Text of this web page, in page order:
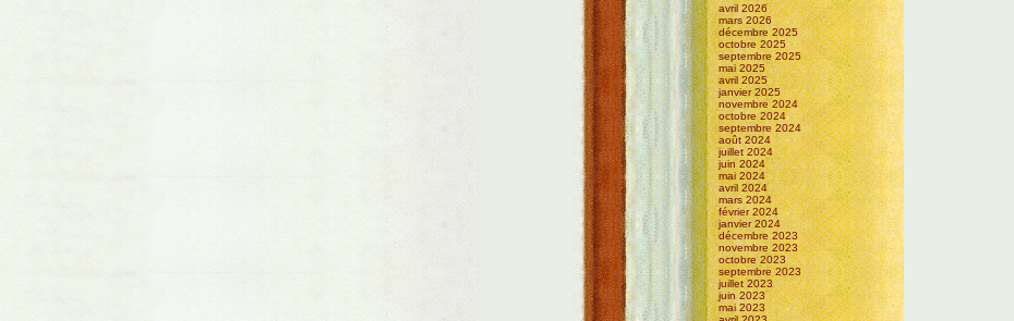
avril 2026
mars 2026
décembre 2025
octobre 2025
septembre 2025
mai 2025
avril 2025
janvier 2025
novembre 2024
octobre 2024
septembre 2024
août 2024
juillet 2024
juin 2024
mai 2024
avril 2024
mars 2024
février 2024
janvier 2024
décembre 2023
novembre 2023
octobre 2023
septembre 2023
juillet 2023
juin 2023
mai 2023